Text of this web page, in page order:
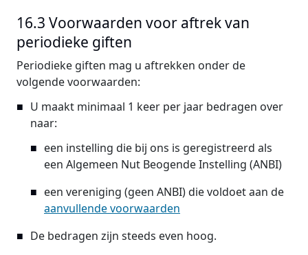
16.3 Voorwaarden voor aftrek van
periodieke giften
Periodieke giften mag u aftrekken onder de
volgende voorwaarden:
U maakt minimaal 1 keer per jaar bedragen over
naar:
een instelling die bij ons is geregistreerd als
een Algemeen Nut Beogende Instelling (ANBI)
een vereniging (geen ANBI) die voldoet aan de
aanvullende voorwaarden
De bedragen zijn steeds even hoog.